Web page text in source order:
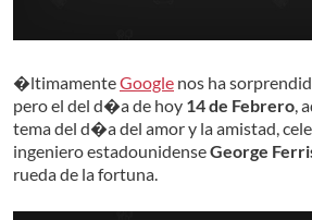
�ltimamenteGoogle nos ha
pero el del d�a de hoy 14 de Febrero,
tema del d�a del amor y la amistad,
ingeniero estadounidenseGeorge
rueda de la fortuna.